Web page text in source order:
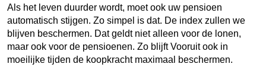
Als het leven duurder wordt, moet ook uw pensioen
automatisch stijgen. Zo simpel is dat. De index zullen we
blijven beschermen. Dat geldt niet alleen voor de lonen,
maar ook voor de pensioenen. Zo blijft Vooruit ook in
moeilijke tijden de koopkracht maximaal beschermen.